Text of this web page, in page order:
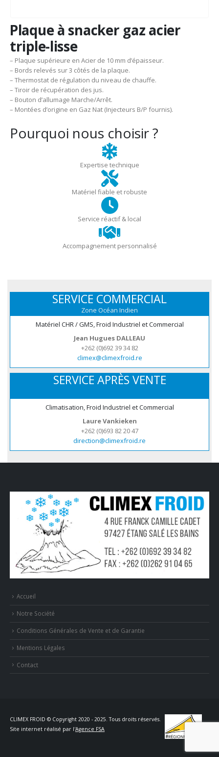
Plaque à snacker gaz acier
triple-lisse
– Plaque supérieure en Acier de 10 mm d’épaisseur.
– Bords relevés sur 3 côtés de la plaque.
– Thermostat de régulation du niveau de chauffe.
– Tiroir de récupération des jus.
– Bouton d’allumage Marche/Arrêt.
– Montées d’origine en Gaz Nat (Injecteurs B/P fournis).
Pourquoi nous choisir ?
Expertise technique
Matériel fiable et robuste
Service réactif & local
Accompagnement personnalisé
SERVICE COMMERCIAL
Zone Océan Indien
Matériel CHR / GMS, Froid Industriel et Commercial
Jean Hugues DALLEAU
+262 (0)692 39 34 82
climex@climexfroid.re
SERVICE APRÈS VENTE
Climatisation, Froid Industriel et Commercial
Laure Vankieken
+262 (0)693 82 20 47
direction@climexfroid.re
Accueil
Notre Société
Conditions Générales de Vente et de Garantie
Mentions Légales
Contact
CLIMEX FROID © Copyright 2020 - 2025. Tous droits réservés.
Site internet réalisé par l'Agence FSA